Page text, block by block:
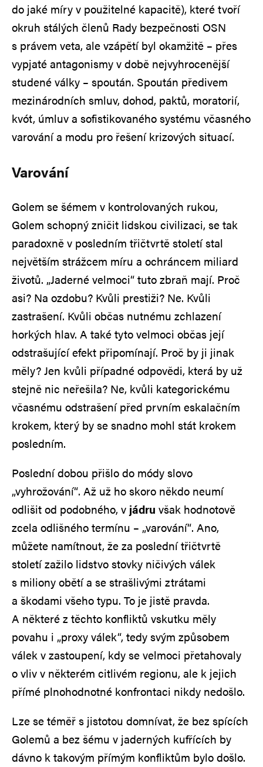
do jaké míry v použitelné kapacitě), které tvoří
okruh stálých členů Rady bezpečnosti OSN
s právem veta, ale vzápětí byl okamžitě – přes
vypjaté antagonismy v době nejvyhrocenější
studené války – spoután. Spoután předivem
mezinárodních smluv, dohod, paktů, moratorií,
kvót, úmluv a sofistikovaného systému včasného
varování a modu pro řešení krizových situací.
Varování
Golem se šémem v kontrolovaných rukou,
Golem schopný zničit lidskou civilizaci, se tak
paradoxně v posledním třičtvrtě století stal
největším strážcem míru a ochráncem miliard
životů. „Jaderné velmoci“ tuto zbraň mají. Proč
asi? Na ozdobu? Kvůli prestiži? Ne. Kvůli
zastrašení. Kvůli občas nutnému zchlazení
horkých hlav. A také tyto velmoci občas její
odstrašující efekt připomínají. Proč by ji jinak
měly? Jen kvůli případné odpovědi, která by už
stejně nic neřešila? Ne, kvůli kategorickému
včasnému odstrašení před prvním eskalačním
krokem, který by se snadno mohl stát krokem
posledním.
Poslední dobou přišlo do módy slovo
„vyhrožování“. Až už ho skoro někdo neumí
odlišit od podobného, v jádru však hodnotově
zcela odlišného termínu – „varování“. Ano,
můžete namítnout, že za poslední třičtvrtě
století zažilo lidstvo stovky ničivých válek
s miliony obětí a se strašlivými ztrátami
a škodami všeho typu. To je jistě pravda.
A některé z těchto konfliktů vskutku měly
povahu i „proxy válek“, tedy svým způsobem
válek v zastoupení, kdy se velmoci přetahovaly
o vliv v některém citlivém regionu, ale k jejich
přímé plnohodnotné konfrontaci nikdy nedošlo.
Lze se téměř s jistotou domnívat, že bez spících
Golemů a bez šému v jaderných kufřících by
dávno k takovým přímým konfliktům bylo došlo.